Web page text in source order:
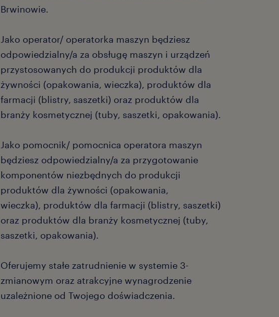
Brwinowie.
Jako operator/ operatorka maszyn będziesz
odpowiedzialny/a za obsługę maszyn i urządzeń
przystosowanych do produkcji produktów dla
żywności (opakowania, wieczka), produktów dla
farmacji (blistry, saszetki) oraz produktów dla
branży kosmetycznej (tuby, saszetki, opakowania).
Jako pomocnik/ pomocnica operatora maszyn
będziesz odpowiedzialny/a za przygotowanie
komponentów niezbędnych do produkcji
produktów dla żywności (opakowania,
wieczka), produktów dla farmacji (blistry, saszetki)
oraz produktów dla branży kosmetycznej (tuby,
saszetki, opakowania).
Oferujemy stałe zatrudnienie w systemie 3-
zmianowym oraz atrakcyjne wynagrodzenie
uzależnione od Twojego doświadczenia.